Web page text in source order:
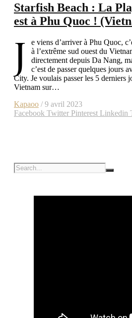
Starfish Beach : La
est à Phu Quoc !
J
e viens d’arriver à Phu Quoc,
à l’extrême sud ouest du
directement depuis Da Nang,
c’est de passer quelques jours
City. Je voulais passer les 5 derniers
Vietnam sur…
Kapaoo / 9 avril 2023
Facebook Twitter Pinterest Linkedin